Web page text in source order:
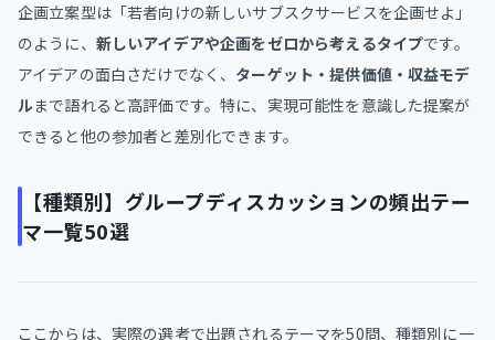
企画立案型は「若者向けの新しいサブスクサービスを企画せよ」
のように、 新しいアイデアや企画をゼロから考えるタイプです。
アイデアの面白さだけでなく、 ターゲット・提供価値・収益モデ
ルまで語れると高評価です。特に、実現可能性を意識した提案が
できると他の参加者と差別化できます。
【種類別】グループディスカッションの頻出テー
マ一覧50選
ここからは、実際の選考で出題されるテーマを50問、種類別に一